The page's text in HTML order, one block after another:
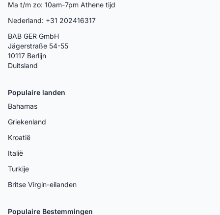
Ma t/m zo: 10am-7pm Athene tijd
Nederland: +31 202416317
BAB GER GmbH
Jägerstraße 54-55
10117 Berlijn
Duitsland
Populaire landen
Bahamas
Griekenland
Kroatië
Italië
Turkije
Britse Virgin-eilanden
Populaire Bestemmingen